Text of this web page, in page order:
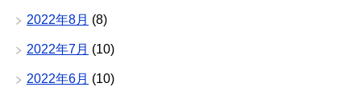
2022年8月 (8)
2022年7月 (10)
2022年6月 (10)